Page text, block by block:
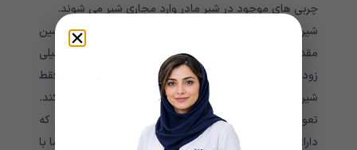
چربی های موجود در شیر مادر وارد مجاری شیر می شوند.
شیر آغازین مادر دارای آب و پروتئین بیشتری است و شیر پسین
مقدار چربی بیشتری دارد. بنابراین تعویض سینه ها را خیلی
زود انجام ندهید. زیرا این کار باعث می شود که نوزاد فقط
شیر آغازین مادر که دارای آب بیشتری است را دریافت کند.
تعویض زود هنگام سینه باعث می شود شیر پسین مادر که
دارای چربی بیشتری است همچنان در داخل سینه بماند. اما با